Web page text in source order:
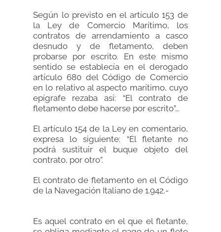
Según lo previsto en el artículo 153 de
la Ley de Comercio Marítimo, los
contratos de arrendamiento a casco
desnudo y de fletamento, deben
probarse por escrito. En este mismo
sentido se establecía en el derogado
artículo 680 del Código de Comercio
en lo relativo al aspecto marítimo, cuyo
epígrafe rezaba así: “El contrato de
fletamento debe hacerse por escrito”…
El artículo 154 de la Ley en comentario,
expresa lo siguiente: “El fletante no
podrá sustituir el buque objeto del
contrato, por otro”.
El contrato de fletamento en el Código
de la Navegación Italiano de 1.942.-
Es aquel contrato en el que el fletante,